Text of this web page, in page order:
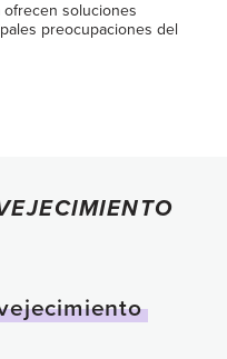
soluciones
preocupaciones del